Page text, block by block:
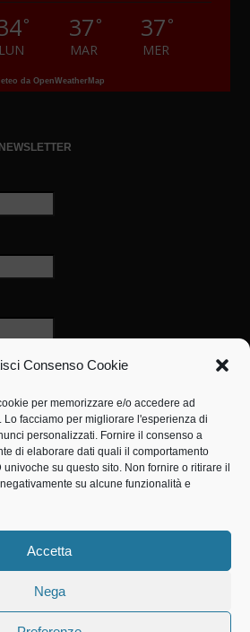
Consenso Cookie
per memorizzare e/o accedere ad
facciamo per migliorare l'esperienza di
personalizzati. Fornire il consenso a
di elaborare dati quali il comportamento
su questo sito. Non fornire o ritirare il
su alcune funzionalità e
Accetta
Nega
°
LUN
37 °
MAR
37 °
MER
da OpenWeatherMap